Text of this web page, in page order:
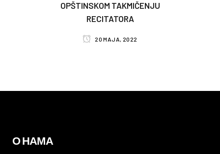
OPŠTINSKOM TAKMIČENJU
RECITATORA
20 MAJA, 2022
О НАМА